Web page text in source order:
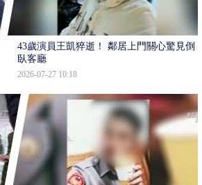
43歲演員王凱猝逝！ 鄰居上門關心驚見倒
臥客廳
2026-07-27 10:18